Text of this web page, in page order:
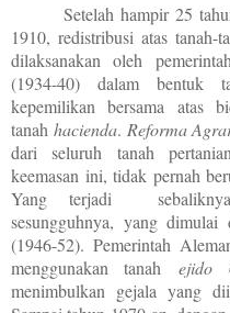
Setelah hampir 25
1910, redistribusi atas tanah-
dilaksanakan oleh
(1934-40) dalam bentuk
kepemilikan bersama atas
tanah hacienda. Reforma
dari seluruh tanah
keemasan ini, tidak pernah
Yang terjadi
sesungguhnya, yang
(1946-52). Pemerintah
menggunakan tanah ejido
menimbulkan gejala yang